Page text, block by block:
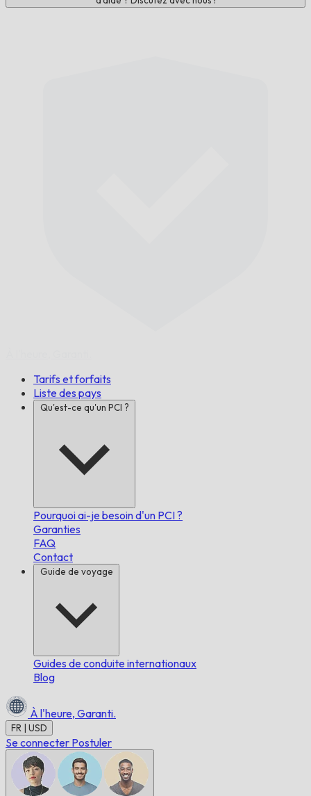
Tarifs et forfaits
Liste des pays
Qu'est-ce qu'un PCI ?
Pourquoi ai-je besoin d'un PCI ?
Garanties
FAQ
Contact
Guide de voyage
Guides de conduite internationaux
Blog
À l'heure, Garanti.
FR | USD
Se connecter Postuler